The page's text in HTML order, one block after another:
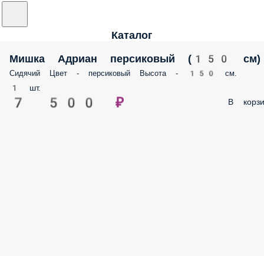
Каталог
Мишка Адриан персиковый (150 см)
Сидячий Цвет - персиковый Высота - 150 см.
1 шт.
7 500 ₽ В